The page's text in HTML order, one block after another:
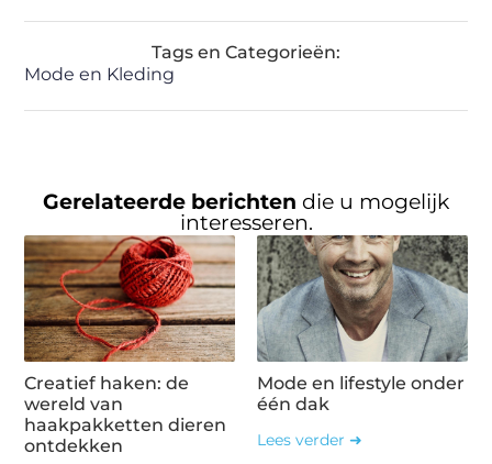
Tags en Categorieën:
Mode en Kleding
Gerelateerde berichten die u mogelijk
interesseren.
Creatief haken: de
wereld van
haakpakketten dieren
ontdekken
Mode en lifestyle onder
één dak
Lees verder ➜